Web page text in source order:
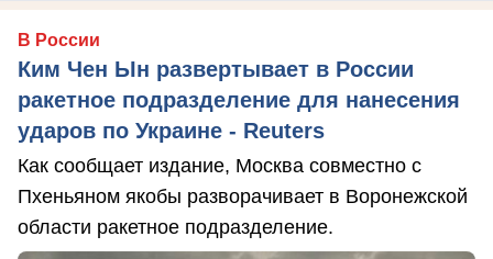
В России
Ким Чен Ын развертывает в России
ракетное подразделение для нанесения
ударов по Украине - Reuters
Как сообщает издание, Москва совместно с
Пхеньяном якобы разворачивает в Воронежской
области ракетное подразделение.